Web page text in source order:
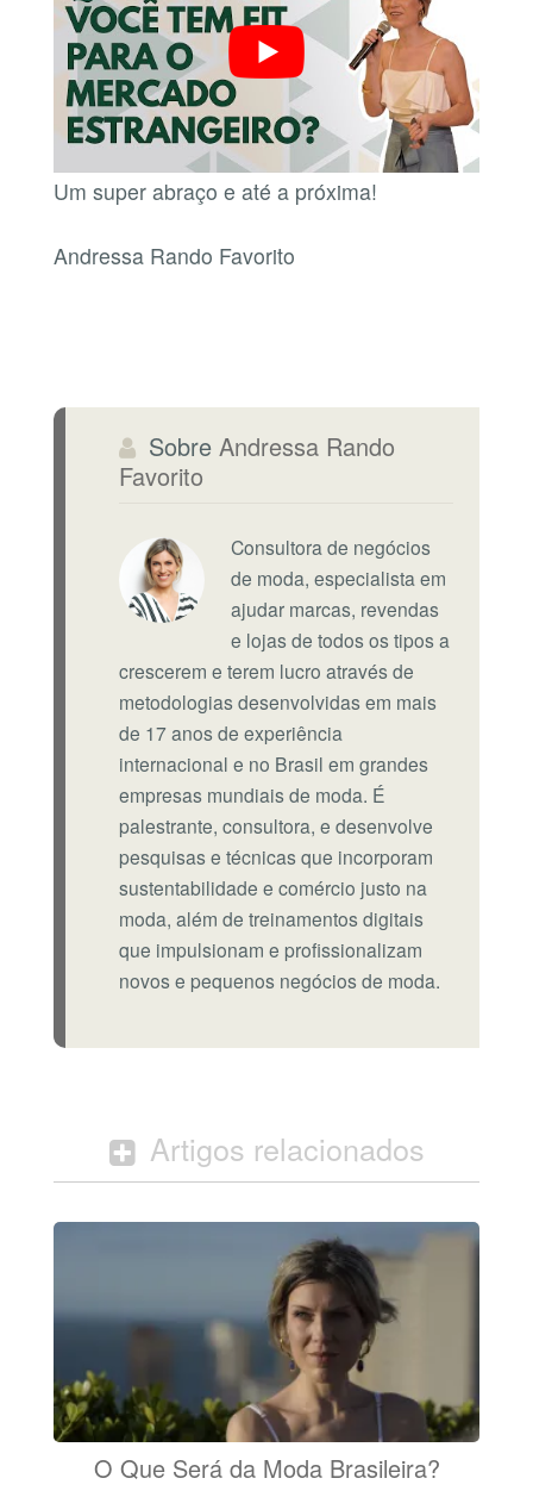
Um super abraço e até a próxima!
Andressa Rando Favorito
Sobre Andressa Rando
Favorito
Consultora de negócios
de moda, especialista em
ajudar marcas, revendas
e lojas de todos os tipos a
crescerem e terem lucro através de
metodologias desenvolvidas em mais
de 17 anos de experiência
internacional e no Brasil em grandes
empresas mundiais de moda. É
palestrante, consultora, e desenvolve
pesquisas e técnicas que incorporam
sustentabilidade e comércio justo na
moda, além de treinamentos digitais
que impulsionam e profissionalizam
novos e pequenos negócios de moda.
Artigos relacionados
O Que Será da Moda Brasileira?